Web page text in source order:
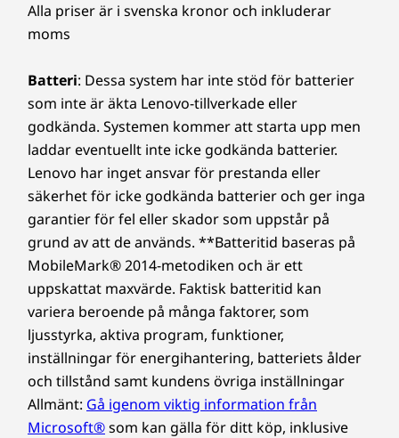
Alla priser är i svenska kronor och inkluderar
moms
Batteri: Dessa system har inte stöd för batterier
som inte är äkta Lenovo-tillverkade eller
godkända. Systemen kommer att starta upp men
laddar eventuellt inte icke godkända batterier.
Lenovo har inget ansvar för prestanda eller
säkerhet för icke godkända batterier och ger inga
garantier för fel eller skador som uppstår på
grund av att de används. **Batteritid baseras på
MobileMark® 2014-metodiken och är ett
uppskattat maxvärde. Faktisk batteritid kan
variera beroende på många faktorer, som
ljusstyrka, aktiva program, funktioner,
inställningar för energihantering, batteriets ålder
och tillstånd samt kundens övriga inställningar
Allmänt: Gå igenom viktig information från
Microsoft®som kan gälla för ditt köp, inklusive